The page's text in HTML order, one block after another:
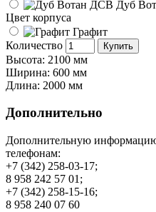
Дуб
Цвет корпуса
Графит
Количество
Купить
Высота: 2100 мм
Ширина: 600 мм
Длина: 2000 мм
Дополнительно
Дополнительную
телефонам:
+7 (342) 258-03-17;
8 958 242 57 01;
+7 (342) 258-15-16;
8 958 240 07 60